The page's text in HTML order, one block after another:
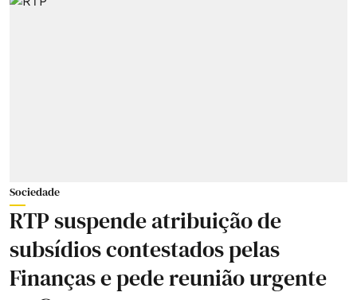
Sociedade
RTP suspende atribuição de
subsídios contestados pelas
Finanças e pede reunião urgente